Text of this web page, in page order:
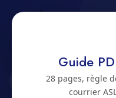
2500 · JURA BERNOIS
Guide
28 pages, règle
courrier